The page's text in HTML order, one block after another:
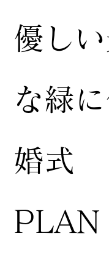
優し
な緑
婚式
​PLAN